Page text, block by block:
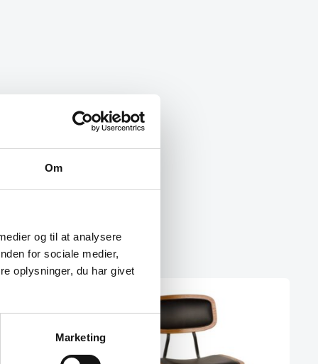
Om
og til at analysere
for sociale medier,
oplysninger, du har givet
Marketing